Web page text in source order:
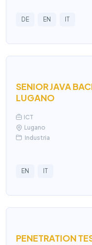
DE EN IT
SENIOR JAVA
LUGANO
ICT
Lugano
Industria
EN IT
PENETRATION